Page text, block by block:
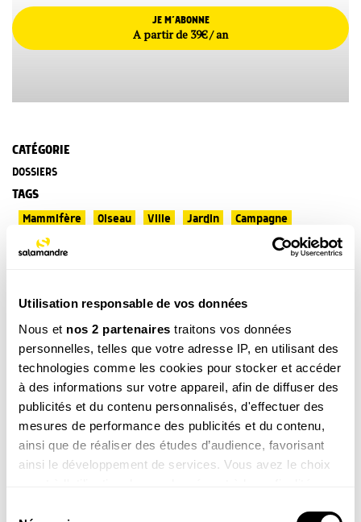
Utilisation responsable de vos données
Nous et nos 2 partenaires traitons vos données
personnelles, telles que votre adresse IP, en utilisant des
technologies comme les cookies pour stocker et accéder
à des informations sur votre appareil, afin de diffuser des
publicités et du contenu personnalisés, d'effectuer des
mesures de performance des publicités et du contenu,
ainsi que de réaliser des études d’audience, favorisant
ainsi le développement de services. Vous avez le choix
JE M’ABONNE
A partir de 39€ / an
CATÉGORIE
DOSSIERS
TAGS
Mammifère Oiseau Ville Jardin
Campagne
Littoral
Forêt
Ces produits pourraient vous
intéresser
Agir pour la nature – Balcons